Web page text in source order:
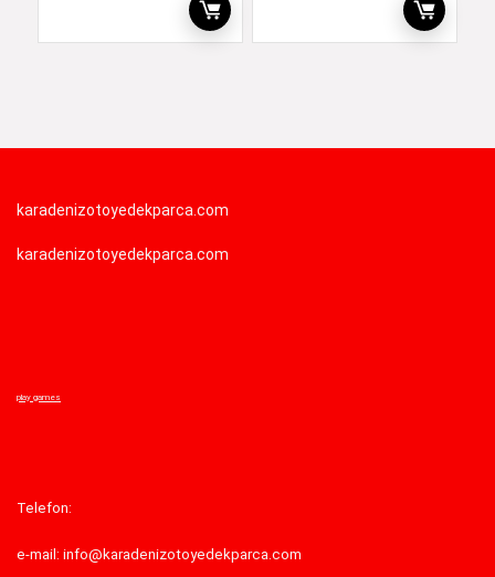
karadenizotoyedekparca.com
karadenizotoyedekparca.com
play games
Telefon:
e-mail: info@karadenizotoyedekparca.com